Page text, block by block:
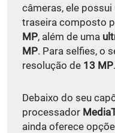
câmeras, ele
traseira composto
MP, além de uma
MP. Para selfies, o
resolução de 13 MP.
Debaixo do seu
processador
ainda oferece